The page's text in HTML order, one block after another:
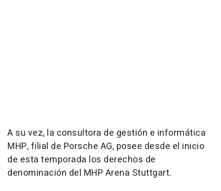
A su vez, la consultora de gestión e informática
MHP, filial de Porsche AG, posee desde el inicio
de esta temporada los derechos de
denominación del MHP Arena Stuttgart.